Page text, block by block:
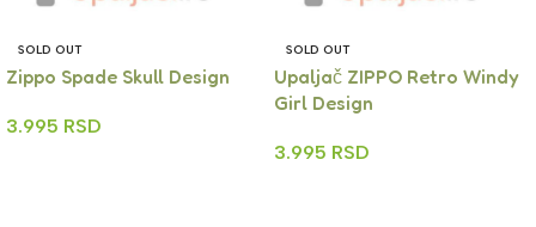
SOLD OUT
Zippo Spade Skull Design
3.995 RSD
SOLD OUT
Upaljač ZIPPO Retro Windy
Girl Design
3.995 RSD